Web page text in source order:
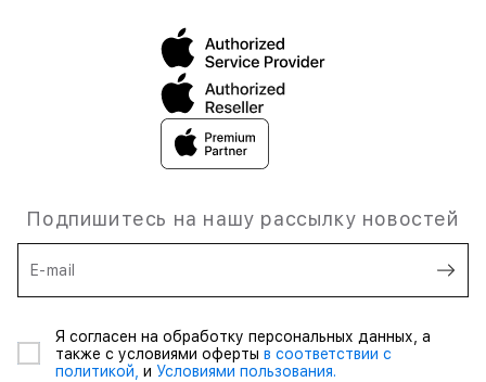
Подпишитесь на нашу рассылку новостей
E-mail
Я согласен на обработку персональных данных, а
также с условиями оферты в соответствии с
политикой, и Условиями пользования.